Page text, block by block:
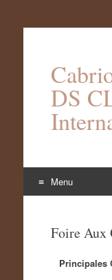
DS
Menu
contenuFoire Aux
Principales